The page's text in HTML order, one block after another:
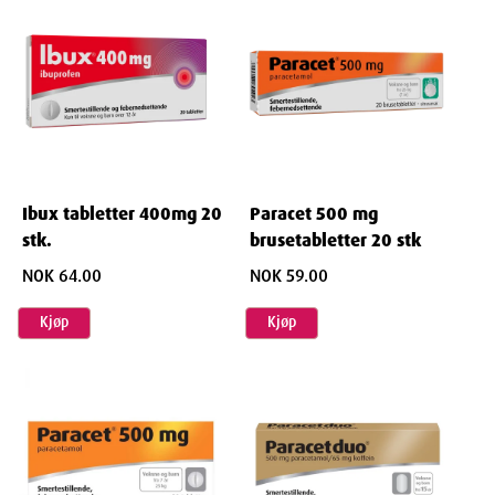
Forsiktighetsregler og advarsler
Bruk ikke Ibumetin:
dersom du er allergisk overfor ibuprofen eller noen av de andre
mageblødning
dersomacetylsalisylsyre, ibuprofen eller lignende
rennende nese eller astma
dersom du har alvorlig leversvikt, alvorlig hjertesvikt eller
alvorlig nedsatt nyrefunksjon
blødning.
Legemidler som Ibumetin kan forårsake reaksjoner i mage og tarm
Ibux tabletter 400mg 20
stk.
NOK 64.00
Kjøp
Paracet 500 mg
brusetabletter 20 stk
NOK 59.00
Kjøp